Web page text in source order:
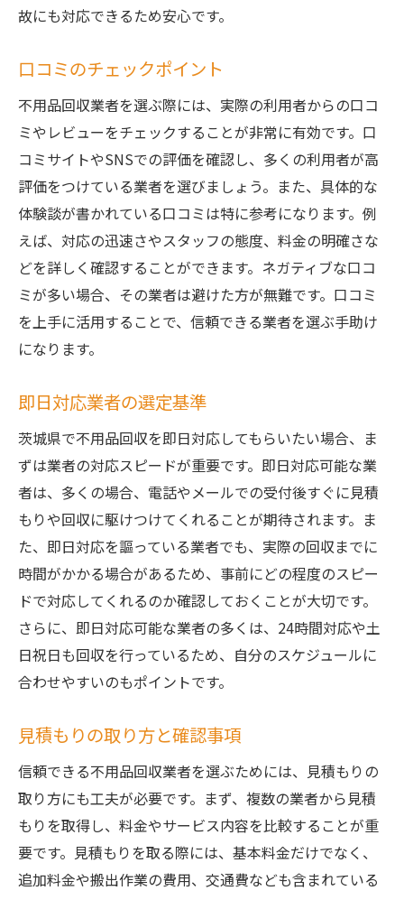
故にも対応できるため安心です。
口コミのチェックポイント
不用品回収業者を選ぶ際には、実際の利用者からの口コ
ミやレビューをチェックすることが非常に有効です。口
コミサイトやSNSでの評価を確認し、多くの利用者が高
評価をつけている業者を選びましょう。また、具体的な
体験談が書かれている口コミは特に参考になります。例
えば、対応の迅速さやスタッフの態度、料金の明確さな
どを詳しく確認することができます。ネガティブな口コ
ミが多い場合、その業者は避けた方が無難です。口コミ
を上手に活用することで、信頼できる業者を選ぶ手助け
になります。
即日対応業者の選定基準
茨城県で不用品回収を即日対応してもらいたい場合、ま
ずは業者の対応スピードが重要です。即日対応可能な業
者は、多くの場合、電話やメールでの受付後すぐに見積
もりや回収に駆けつけてくれることが期待されます。ま
た、即日対応を謳っている業者でも、実際の回収までに
時間がかかる場合があるため、事前にどの程度のスピー
ドで対応してくれるのか確認しておくことが大切です。
さらに、即日対応可能な業者の多くは、24時間対応や土
日祝日も回収を行っているため、自分のスケジュールに
合わせやすいのもポイントです。
見積もりの取り方と確認事項
信頼できる不用品回収業者を選ぶためには、見積もりの
取り方にも工夫が必要です。まず、複数の業者から見積
もりを取得し、料金やサービス内容を比較することが重
要です。見積もりを取る際には、基本料金だけでなく、
追加料金や搬出作業の費用、交通費なども含まれている